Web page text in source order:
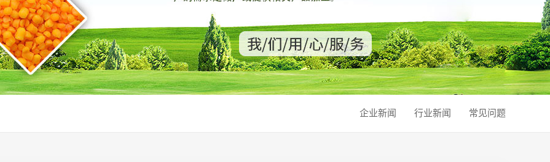
企业新闻 行业新闻 常见问题